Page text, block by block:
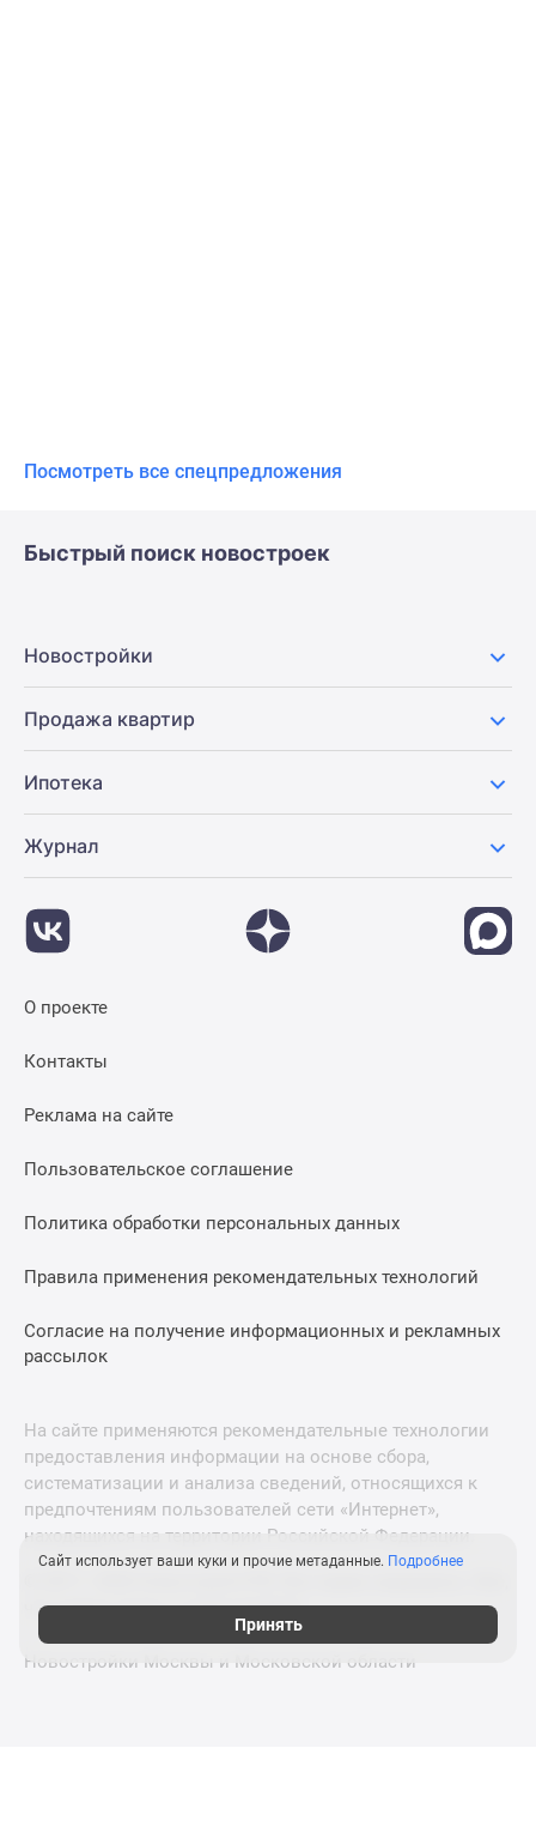
Посмотреть все спецпредложения
Быстрый поиск новостроек
Новостройки
Продажа квартир
Ипотека
Журнал
О проекте
Контакты
Реклама на сайте
Пользовательское соглашение
Политика обработки персональных данных
Правила применения рекомендательных технологий
Согласие на получение информационных и рекламных
рассылок
На сайте применяются рекомендательные технологии
предоставления информации на основе сбора,
систематизации и анализа сведений, относящихся к
предпочтениям пользователей сети «Интернет»,
находящихся на территории Российской Федерации.
что нужно знать о новостройках
Новостройки Москвы и Московской области
Сайт использует ваши куки и прочие метаданные. Подробнее
Принять